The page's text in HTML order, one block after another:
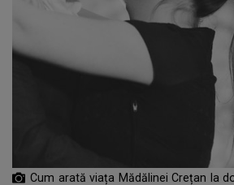
Cum arată viața Mădălinei Crețan la